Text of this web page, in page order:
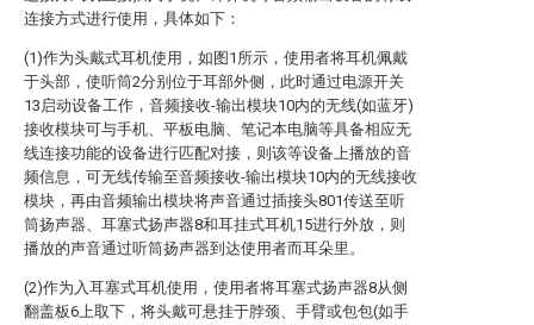
连接方式进行使用，具体如下：
(1)作为头戴式耳机使用，如图1所示，使用者将耳机佩戴
于头部，使听筒2分别位于耳部外侧，此时通过电源开关
13启动设备工作，音频接收-输出模块10内的无线(如蓝牙)
接收模块可与手机、平板电脑、笔记本电脑等具备相应无
线连接功能的设备进行匹配对接，则该等设备上播放的音
频信息，可无线传输至音频接收-输出模块10内的无线接收
模块，再由音频输出模块将声音通过插接头801传送至听
筒扬声器、耳塞式扬声器8和耳挂式耳机15进行外放，则
播放的声音通过听筒扬声器到达使用者而耳朵里。
(2)作为入耳塞式耳机使用，使用者将耳塞式扬声器8从侧
翻盖板6上取下，将头戴可悬挂于脖颈、手臂或包包(如手